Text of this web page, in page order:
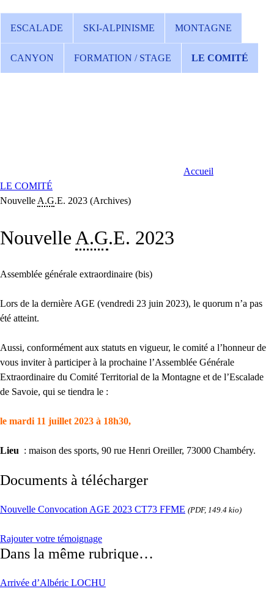
ESCALADE SKI-ALPINISME MONTAGNE
CANYON FORMATION / STAGE LE COMITÉ
Accueil
LE COMITÉ
Nouvelle A.G.E. 2023 (Archives)
Nouvelle A.G.E. 2023
Assemblée générale extraordinaire (bis)
Lors de la dernière AGE (vendredi 23 juin 2023), le quorum n’a pas
été atteint.
Aussi, conformément aux statuts en vigueur, le comité a l’honneur de
vous inviter à participer à la prochaine l’Assemblée Générale
Extraordinaire du Comité Territorial de la Montagne et de l’Escalade
de Savoie, qui se tiendra le :
le mardi 11 juillet 2023 à 18h30,
Lieu : maison des sports, 90 rue Henri Oreiller, 73000 Chambéry.
Documents à télécharger
Nouvelle Convocation AGE 2023 CT73 FFME (PDF, 149.4 kio)
Rajouter votre témoignage
Dans la même rubrique…
Arrivée d’Albéric LOCHU